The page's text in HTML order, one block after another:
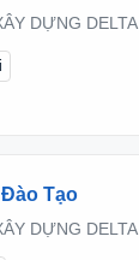
DỰNG DELTA
Tạo
DỰNG DELTA